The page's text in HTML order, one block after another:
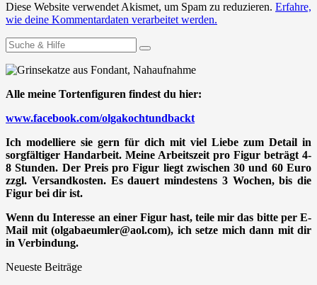
Diese Website verwendet Akismet, um Spam zu reduzieren. Erfahre,
wie deine Kommentardaten verarbeitet werden.
Suchen
nach:
Alle meine Tortenfiguren findest du hier:
www.facebook.com/olgakochtundbackt
Ich modelliere sie gern für dich mit viel Liebe zum Detail in
sorgfältiger Handarbeit. Meine Arbeitszeit pro Figur beträgt 4-
8 Stunden. Der Preis pro Figur liegt zwischen 30 und 60 Euro
zzgl. Versandkosten. Es dauert mindestens 3 Wochen, bis die
Figur bei dir ist.
Wenn du Interesse an einer Figur hast, teile mir das bitte per E-
Mail mit (olgabaeumler@aol.com), ich setze mich dann mit dir
in Verbindung.
Neueste Beiträge